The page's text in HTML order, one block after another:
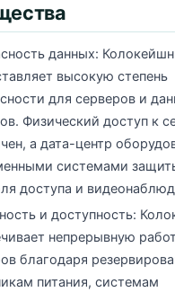
данных: Колокейшн
высокую степень
для серверов и
Физический доступ к
а дата-центр
системами
доступа и
и доступность:
непрерывную
благодаря
питания, системам